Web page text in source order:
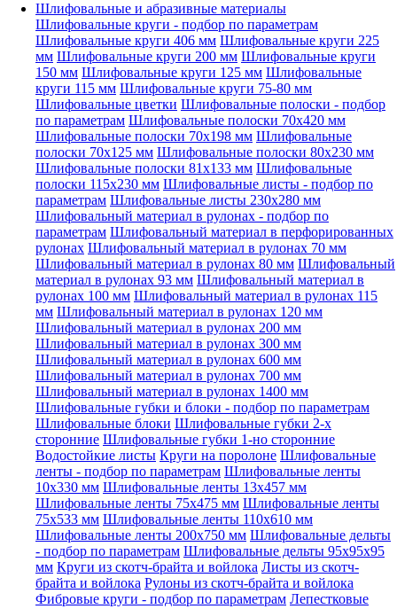
Шлифовальные и абразивные материалы
Шлифовальные круги - подбор по параметрам
Шлифовальные круги 406 мм Шлифовальные круги 225
мм Шлифовальные круги 200 мм Шлифовальные круги
150 мм Шлифовальные круги 125 мм Шлифовальные
круги 115 мм Шлифовальные круги 75-80 мм
Шлифовальные цветки Шлифовальные полоски - подбор
по параметрам Шлифовальные полоски 70x420 мм
Шлифовальные полоски 70x198 мм Шлифовальные
полоски 70x125 мм Шлифовальные полоски 80x230 мм
Шлифовальные полоски 81x133 мм Шлифовальные
полоски 115x230 мм Шлифовальные листы - подбор по
параметрам Шлифовальные листы 230x280 мм
Шлифовальный материал в рулонах - подбор по
параметрам Шлифовальный материал в перфорированных
рулонах Шлифовальный материал в рулонах 70 мм
Шлифовальный материал в рулонах 80 мм Шлифовальный
материал в рулонах 93 мм Шлифовальный материал в
рулонах 100 мм Шлифовальный материал в рулонах 115
мм Шлифовальный материал в рулонах 120 мм
Шлифовальный материал в рулонах 200 мм
Шлифовальный материал в рулонах 300 мм
Шлифовальный материал в рулонах 600 мм
Шлифовальный материал в рулонах 700 мм
Шлифовальный материал в рулонах 1400 мм
Шлифовальные губки и блоки - подбор по параметрам
Шлифовальные блоки Шлифовальные губки 2-х
сторонние Шлифовальные губки 1-но сторонние
Водостойкие листы Круги на поролоне Шлифовальные
ленты - подбор по параметрам Шлифовальные ленты
10x330 мм Шлифовальные ленты 13x457 мм
Шлифовальные ленты 75x475 мм Шлифовальные ленты
75x533 мм Шлифовальные ленты 110x610 мм
Шлифовальные ленты 200x750 мм Шлифовальные дельты
- подбор по параметрам Шлифовальные дельты 95x95x95
мм Круги из скотч-брайта и войлока Листы из скотч-
брайта и войлока Рулоны из скотч-брайта и войлока
Фибровые круги - подбор по параметрам Лепестковые